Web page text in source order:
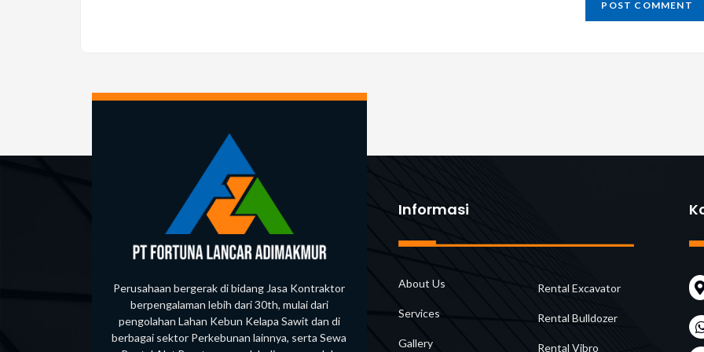
Perusahaan bergerak di bidang Jasa Kontraktor
berpengalaman lebih dari 30th, mulai dari
pengolahan Lahan Kebun Kelapa Sawit dan di
berbagai sektor Perkebunan lainnya, serta Sewa
Informasi
About Us
Services
Gallery
Rental Excavator
Rental Bulldozer
Rental Vibro